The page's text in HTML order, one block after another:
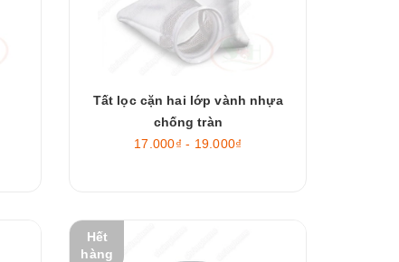
Tất lọc cặn hai lớp vành nhựa
chống tràn
17.000₫ - 19.000₫
Hết
hàng